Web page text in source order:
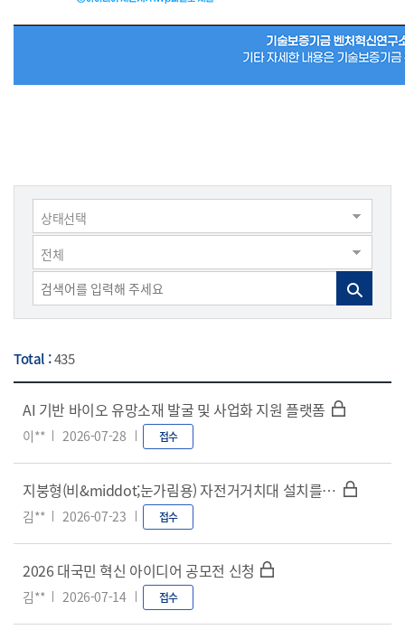
상태선택
전체
Total :435
AI 기반 바이오 유망소재 발굴 및 사업화 지원 플랫폼
이** 2026-07-28 접수
지붕형(비&middot;눈가림용) 자전거거치대 설치를 통한 환경오염 방지 및 임직원 편의성(자전거 손상 방지 등) 제고 방안
김** 2026-07-23 접수
2026 대국민 혁신 아이디어 공모전 신청
김** 2026-07-14 접수